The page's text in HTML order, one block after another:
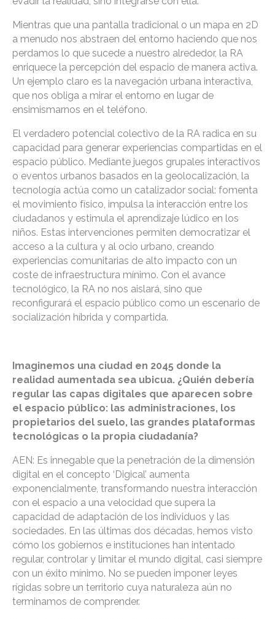
Mientras que una pantalla tradicional o un mapa en 2D
a menudo nos abstraen del entorno haciendo que nos
perdamos lo que sucede a nuestro alrededor, la RA
enriquece la percepción del espacio de manera activa.
Un ejemplo claro es la navegación urbana interactiva,
que nos obliga a mirar el entorno en lugar de
ensimismarnos en el teléfono.
El verdadero potencial colectivo de la RA radica en su
capacidad para generar experiencias compartidas en el
espacio público. Mediante juegos grupales interactivos
o eventos urbanos basados en la geolocalización, la
tecnología actúa como un catalizador social: fomenta
el movimiento físico, impulsa la interacción entre los
ciudadanos y estimula el aprendizaje lúdico en los
niños. Estas intervenciones permiten democratizar el
acceso a la cultura y al ocio urbano, creando
experiencias comunitarias de alto impacto con un
coste de infraestructura mínimo. Con el avance
tecnológico, la RA no nos aislará, sino que
reconfigurará el espacio público como un escenario de
socialización híbrida y compartida.
Imaginemos una ciudad en 2045 donde la
realidad aumentada sea ubicua. ¿Quién debería
regular las capas digitales que aparecen sobre
el espacio público: las administraciones, los
propietarios del suelo, las grandes plataformas
tecnológicas o la propia ciudadanía?
AEN: Es innegable que la penetración de la dimensión
digital en el concepto ‘Digical’ aumenta
exponencialmente, transformando nuestra interacción
con el espacio a una velocidad que supera la
capacidad de adaptación de los individuos y las
sociedades. En las últimas dos décadas, hemos visto
cómo los gobiernos e instituciones han intentado
regular, controlar y limitar el mundo digital, casi siempre
con un éxito mínimo. No se pueden imponer leyes
rígidas sobre un territorio cuya naturaleza aún no
terminamos de comprender.